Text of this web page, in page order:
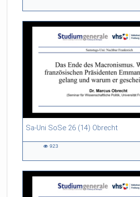
Sa-Uni SoSe 26 (14) Obrecht
46:53 duration
923